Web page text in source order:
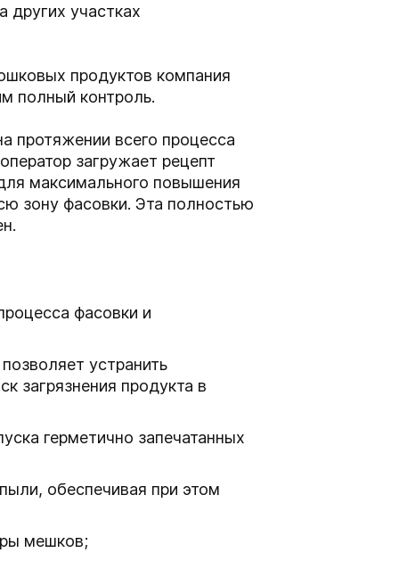
участках
продуктов компания
полный контроль.
протяжении всего процесса
загружает рецепт
максимального повышения
зону фасовки. Эта полностью
фасовки и
устранить
загрязнения продукта в
герметично запечатанных
обеспечивая при этом
мешков;